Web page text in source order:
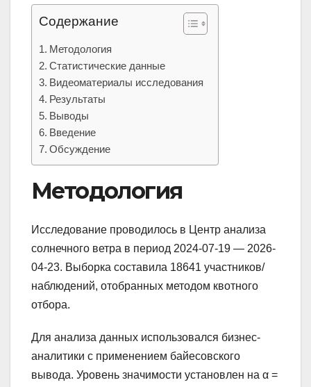
Содержание
Методология
Статистические данные
Видеоматериалы исследования
Результаты
Выводы
Введение
Обсуждение
Методология
Исследование проводилось в Центр анализа
солнечного ветра в период 2024-07-19 — 2026-
04-23. Выборка составила 18641 участников/
наблюдений, отобранных методом квотного
отбора.
Для анализа данных использовался бизнес-
аналитики с применением байесовского
вывода. Уровень значимости установлен на α =